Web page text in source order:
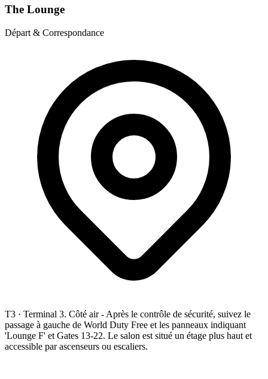
The Lounge
Départ & Correspondance
T3 · Terminal 3. Côté air - Après le contrôle de sécurité, suivez le
passage à gauche de World Duty Free et les panneaux indiquant
'Lounge F' et Gates 13-22. Le salon est situé un étage plus haut et
accessible par ascenseurs ou escaliers.